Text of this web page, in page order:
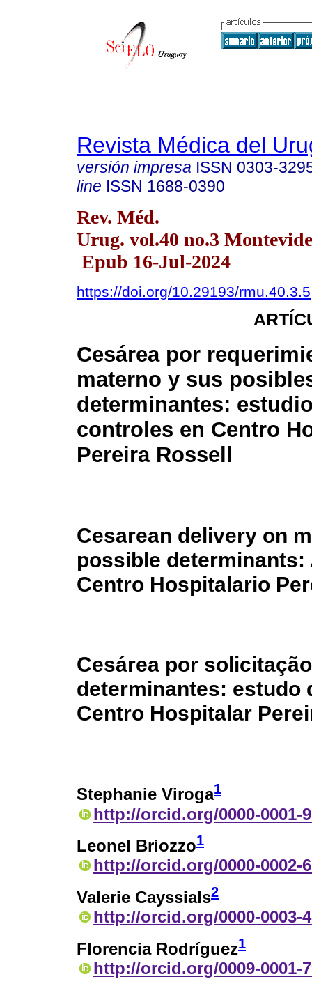
Revista Médica del
versión impresa ISSN 0303-
line ISSN 1688-0390
Rev. Méd.
Urug. vol.40 no.3
Epub 16-Jul-2024
https://doi.org/10.29193/rmu.40.3.5
Cesárea por
materno y sus
determinantes:
controles en Centro
Pereira Rossell
Cesarean delivery on
possible
Centro Hospitalario
Cesárea por
determinantes: estudo
Centro Hospitalar
Stephanie Viroga1
http://orcid.org/0000-0001-
Leonel Briozzo1
http://orcid.org/0000-0002-
Valerie Cayssials2
http://orcid.org/0000-0003-
Florencia Rodríguez1
http://orcid.org/0009-0001-